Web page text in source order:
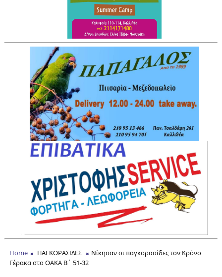
Home ΠΑΓΚΟΡΑΣΙΔΕΣ
Νίκησαν οι παγκορασίδες τον Κρόνο
Γέρακα στο ΟΑΚΑ Β΄ 51-32